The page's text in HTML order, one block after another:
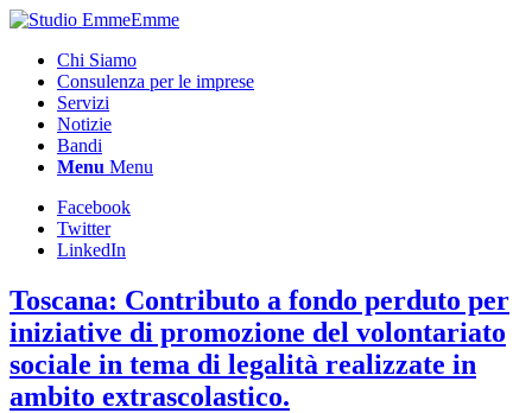
Chi Siamo
Consulenza per le imprese
Servizi
Notizie
Bandi
Menu Menu
Facebook
Twitter
LinkedIn
Toscana: Contributo a fondo perduto per
iniziative di promozione del volontariato
sociale in tema di legalità realizzate in
ambito extrascolastico.